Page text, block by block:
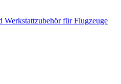
Werkstattzubehör für Flugzeuge